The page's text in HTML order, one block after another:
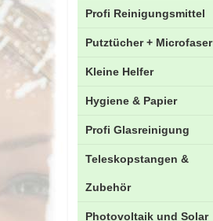
Profi Reinigungsmittel
Putztücher + Microfaser
Kleine Helfer
Hygiene & Papier
Profi Glasreinigung
Teleskopstangen &
Zubehör
Photovoltaik und Solar